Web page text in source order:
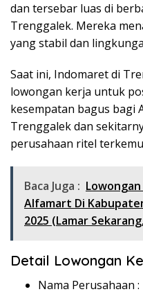
dan tersebar luas di
Trenggalek. Mereka
yang stabil dan
Saat ini, Indomaret di
lowongan kerja untuk
kesempatan bagus bagi
Trenggalek dan
perusahaan ritel
Baca Juga :
Alfamart Di
2025 (Lamar
Detail Lowongan
Nama Perusahaan :